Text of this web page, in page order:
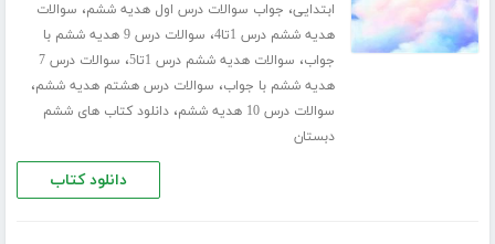
ابتدایی، جواب سوالات درس اول هدیه ششم، سوالات
هدیه ششم درس 1تا4
،
سوالات درس 9 هدیه ششم با
جواب، سوالات هدیه ششم درس 1تا5 ،
سوالات درس 7
هدیه ششم با جواب، سوالات درس هشتم هدیه ششم،
سوالات درس 10 هدیه ششم ،دانلود کتاب های ششم
دبستان
دانلود کتاب